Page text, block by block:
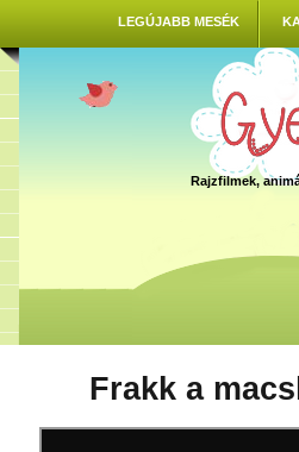
LEGÚJABB MESÉK
Rajzfilmek,
Frakk a